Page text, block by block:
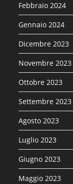
Febbraio 2024
Gennaio 2024
Dicembre 2023
Novembre 2023
Ottobre 2023
Settembre 2023
Agosto 2023
Luglio 2023
Giugno 2023
Maggio 2023